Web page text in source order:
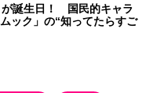
が誕生日！ 国民的キャラ
ムック」の“知ってたらすご